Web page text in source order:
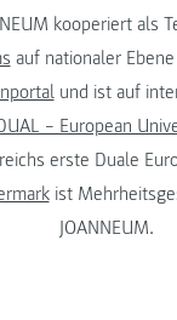
kooperiert als
auf nationaler
und ist auf
– European
erste Duale
ist
JOANNEUM.